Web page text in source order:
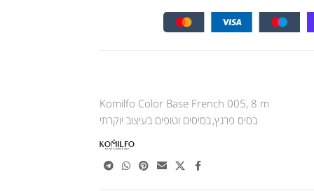
Komilfo Color Base French 005, 8 m
בסיס פרנץ, בסיסים וטופים בעיצוב יוקרתי